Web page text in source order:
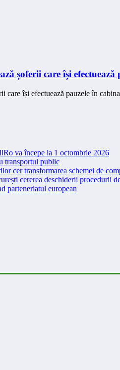
șoferii care își efectuează
care își efectuează pauzele în
va începe la 1 octombrie 2026
transportul public
cer transformarea schemei de
cererea deschiderii procedurii
parteneriatul european